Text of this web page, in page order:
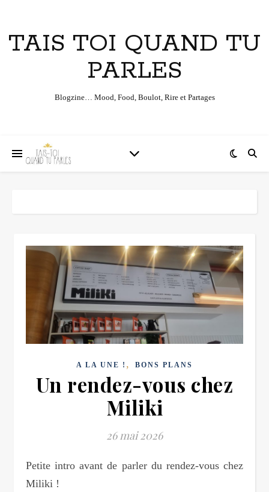
TAIS TOI QUAND TU
PARLES
Blogzine… Mood, Food, Boulot, Rire et Partages
A LA UNE ! , BONS PLANS
Un rendez-vous chez
Miliki
26 mai 2026
Petite intro avant de parler du rendez-vous chez
Miliki !